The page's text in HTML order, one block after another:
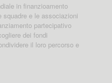
in finanzioamento
e le associazioni
partecipativo
dei fondi
il loro percorso e